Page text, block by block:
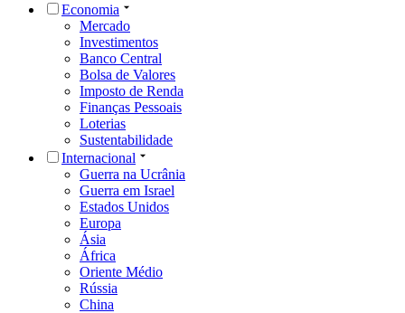
Economia
Mercado
Investimentos
Banco Central
Bolsa de Valores
Imposto de Renda
Finanças Pessoais
Loterias
Sustentabilidade
Internacional
Guerra na Ucrânia
Guerra em Israel
Estados Unidos
Europa
Ásia
África
Oriente Médio
Rússia
China